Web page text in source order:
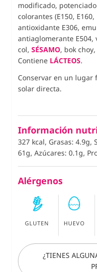
modificado,
colorantes (E150,
antioxidante E306,
antiaglomerante E504,
col, SÉSAMO, bok
Contiene LÁCTEOS.
Conservar en un lugar
solar directa.
Información
327 kcal, Grasas: 4.9g,
61g, Azúcares: 0.1g,
Alérgenos
GLUTEN HUEVO
¿TIENES